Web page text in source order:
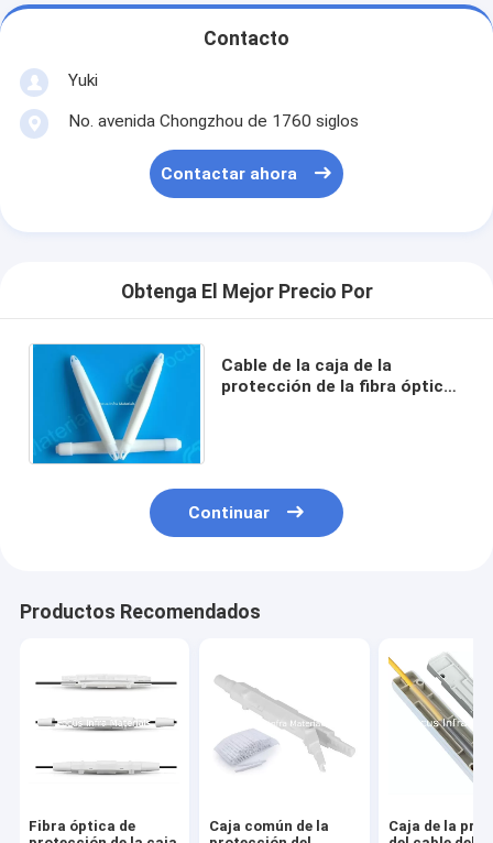
Contacto
Yuki
No. avenida Chongzhou de 1760 siglos
Contactar ahora
Obtenga El Mejor Precio Por
Cable de la caja de la
protección de la fibra óptica
Continuar
Productos Recomendados
Fibra óptica de
Caja común de la
Caja de la